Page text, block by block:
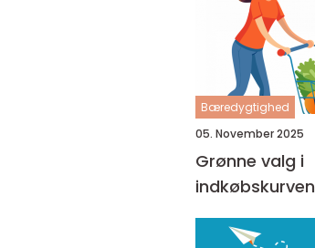
Bæredygtighed
05. November 2025
Grønne valg i
indkøbskurven